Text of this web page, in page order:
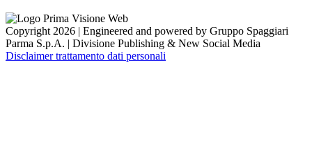
Copyright 2026 | Engineered and powered by Gruppo Spaggiari
Parma S.p.A. | Divisione Publishing & New Social Media
Disclaimer trattamento dati personali